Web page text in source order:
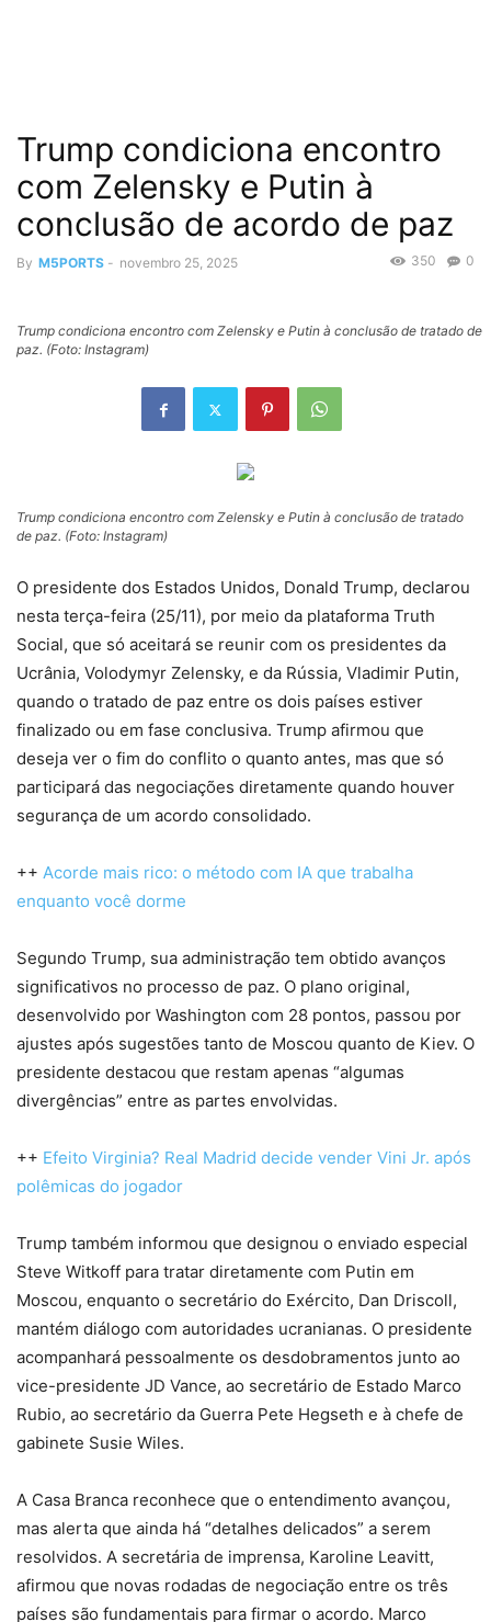
Trump condiciona encontro
com Zelensky e Putin à
conclusão de acordo de paz
By M5PORTS - novembro 25, 2025 0
350
Trump condiciona encontro com Zelensky e Putin à conclusão de tratado de
paz. (Foto: Instagram)
Trump condiciona encontro com Zelensky e Putin à conclusão de tratado
de paz. (Foto: Instagram)
O presidente dos Estados Unidos, Donald Trump, declarou
nesta terça-feira (25/11), por meio da plataforma Truth
Social, que só aceitará se reunir com os presidentes da
Ucrânia, Volodymyr Zelensky, e da Rússia, Vladimir Putin,
quando o tratado de paz entre os dois países estiver
finalizado ou em fase conclusiva. Trump afirmou que
deseja ver o fim do conflito o quanto antes, mas que só
participará das negociações diretamente quando houver
segurança de um acordo consolidado.
++ Acorde mais rico: o método com IA que trabalha
enquanto você dorme
Segundo Trump, sua administração tem obtido avanços
significativos no processo de paz. O plano original,
desenvolvido por Washington com 28 pontos, passou por
ajustes após sugestões tanto de Moscou quanto de Kiev. O
presidente destacou que restam apenas “algumas
divergências” entre as partes envolvidas.
++ Efeito Virginia? Real Madrid decide vender Vini Jr. após
polêmicas do jogador
Trump também informou que designou o enviado especial
Steve Witkoff para tratar diretamente com Putin em
Moscou, enquanto o secretário do Exército, Dan Driscoll,
mantém diálogo com autoridades ucranianas. O presidente
acompanhará pessoalmente os desdobramentos junto ao
vice-presidente JD Vance, ao secretário de Estado Marco
Rubio, ao secretário da Guerra Pete Hegseth e à chefe de
gabinete Susie Wiles.
A Casa Branca reconhece que o entendimento avançou,
mas alerta que ainda há “detalhes delicados” a serem
resolvidos. A secretária de imprensa, Karoline Leavitt,
afirmou que novas rodadas de negociação entre os três
países são fundamentais para firmar o acordo. Marco